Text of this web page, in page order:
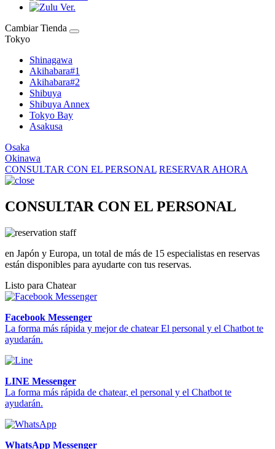
Cambiar Tienda
Tokyo
Shinagawa
Akihabara#1
Akihabara#2
Shibuya
Shibuya Annex
Tokyo Bay
Asakusa
Osaka
Okinawa
CONSULTAR CON EL PERSONAL RESERVAR AHORA
CONSULTAR CON EL PERSONAL
en Japón y Europa, un total de más de 15 especialistas en reservas
están disponibles para ayudarte con tus reservas.
Listo para Chatear
Facebook Messenger
La forma más rápida y mejor de chatear El personal y el Chatbot te
ayudarán.
LINE Messenger
La forma más rápida de chatear, el personal y el Chatbot te
ayudarán.
WhatsApp Messenger